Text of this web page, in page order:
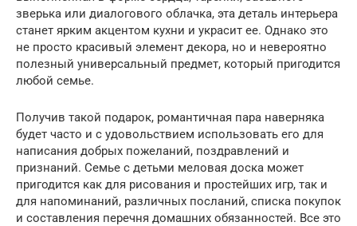
зверька или диалогового облачка, эта деталь интерьера
станет ярким акцентом кухни и украсит ее. Однако это
не просто красивый элемент декора, но и невероятно
полезный универсальный предмет, который пригодится
любой семье.
Получив такой подарок, романтичная пара наверняка
будет часто и с удовольствием использовать его для
написания добрых пожеланий, поздравлений и
признаний. Семье с детьми меловая доска может
пригодится как для рисования и простейших игр, так и
для напоминаний, различных посланий, списка покупок
и составления перечня домашних обязанностей. Все это